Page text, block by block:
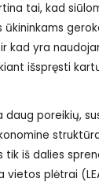
tai, kad
kad yra
išspręsti
poreikių,
tik iš dalies
plėtrai